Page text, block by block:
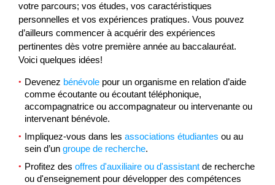
votre parcours; vos études, vos caractéristiques
personnelles et vos expériences pratiques. Vous pouvez
d’ailleurs commencer à acquérir des expériences
pertinentes dès votre première année au baccalauréat.
Voici quelques idées!
Devenez bénévole pour un organisme en relation d’aide
comme écoutante ou écoutant téléphonique,
accompagnatrice ou accompagnateur ou intervenante ou
intervenant bénévole.
Impliquez-vous dans les associations étudiantes ou au
sein d’un groupe de recherche.
Profitez des offres d'auxiliaire ou d'assistant de recherche
ou d'enseignement pour développer des compétences